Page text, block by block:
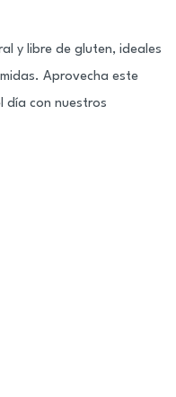
y libre de gluten, ideales
Aprovecha este
día con nuestros